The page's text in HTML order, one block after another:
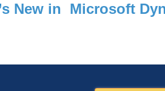
New in Microsoft